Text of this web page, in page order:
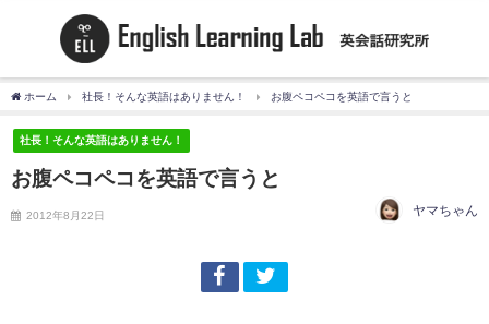
ホーム 社長！そんな英語はありません！ お腹ペコペコを英語で言うと
社長！そんな英語はありません！
お腹ペコペコを英語で言うと
2012年8月22日 ヤマちゃん